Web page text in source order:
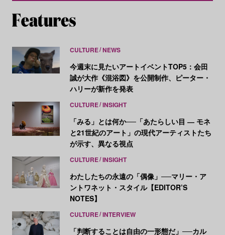
CULTURE NEWS
今週末に見たいアートイベントTOP5：会田
誠が大作《混浴図》を公開制作、ピーター・
ハリーが新作を発表
CULTURE INSIGHT
「みる」とは何か──「あたらしい目 ― モネ
と21世紀のアート」の現代アーティストたち
が示す、異なる視点
CULTURE INSIGHT
わたしたちの永遠の「偶像」──マリー・ア
ントワネット・スタイル【EDITOR’S
NOTES】
CULTURE INTERVIEW
「判断することは自由の一形態だ」──カル